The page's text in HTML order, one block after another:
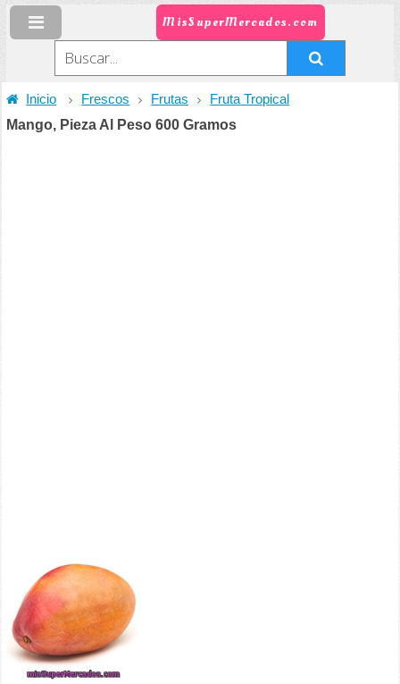
MisSuperMercados.com
Inicio Frescos Frutas Fruta Tropical
Mango, Pieza Al Peso 600 Gramos